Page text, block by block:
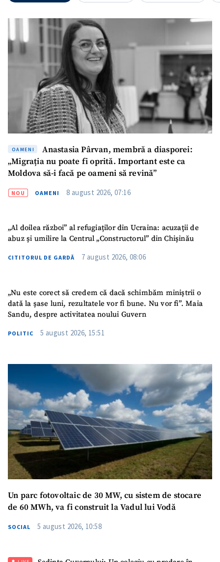
OAMENI
Anastasia Pârvan, membră a diasporei:
„Migrația nu poate fi oprită. Important este ca
Moldova să-i facă pe oameni să revină”
NOU OAMENI 8 august 2026, 07:16
„Al doilea război” al refugiaților din Ucraina: acuzații de
abuz și umilire la Centrul „Constructorul” din Chișinău
CITITORUL DE GARDĂ 7 august 2026, 08:06
„Nu este corect să credem că dacă schimbăm miniștrii o
dată la șase luni, rezultatele vor fi bune. Nu vor fi”. Maia
Sandu, despre activitatea noului Guvern
POLITIC 5 august 2026, 15:51
Un parc fotovoltaic de 30 MW, cu sistem de stocare
de 60 MWh, va fi construit la Vadul lui Vodă
SOCIAL 5 august 2026, 10:58